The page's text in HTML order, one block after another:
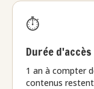
⏱️
Durée d'accès
1 an à compter
contenus